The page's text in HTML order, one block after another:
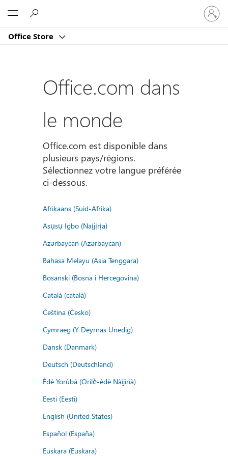
Office Store
vous
à
compte
Office.com dans
le monde
Office.com est disponible dans
plusieurs pays/régions.
Sélectionnez votre langue préférée
ci-dessous.
Afrikaans (Suid-Afrika)
Asụsụ Igbo (Naịjịrịa)
Azərbaycan (Azərbaycan)
Bahasa Melayu (Asia Tenggara)
Bosanski (Bosna i Hercegovina)
Català (català)
Čeština (Česko)
Cymraeg (Y Deyrnas Unedig)
Dansk (Danmark)
Deutsch (Deutschland)
Èdè Yorùbá (Orilẹ̀-èdè Nàìjíríà)
Eesti (Eesti)
English (United States)
Español (España)
Euskara (Euskara)